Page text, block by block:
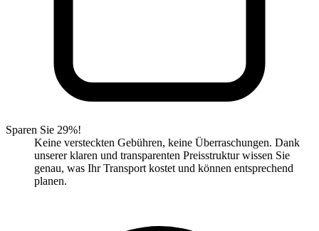
Sparen Sie 29%!
Keine versteckten Gebühren, keine Überraschungen. Dank
unserer klaren und transparenten Preisstruktur wissen Sie
genau, was Ihr Transport kostet und können entsprechend
planen.